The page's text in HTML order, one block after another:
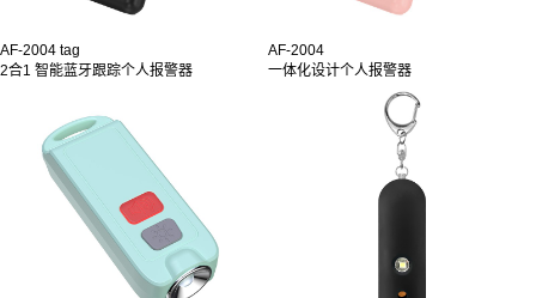
AF-2004 tag
2合1 智能蓝牙跟踪个人报警器
AF-2004
一体化设计个人报警器